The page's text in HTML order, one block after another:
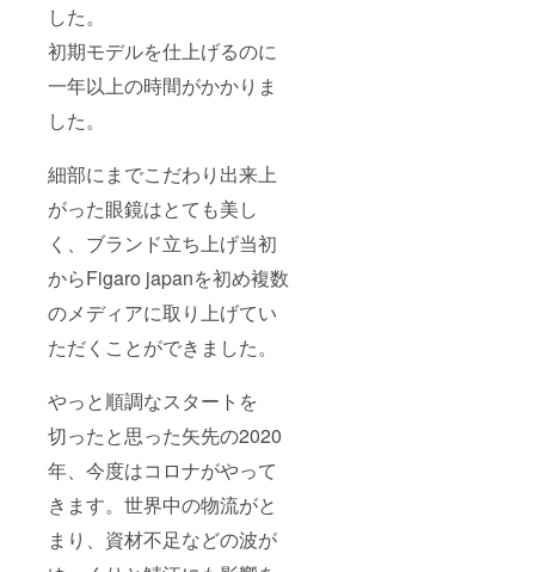
した。
初期モデルを仕上げるのに
一年以上の時間がかかりま
した。
細部にまでこだわり出来上
がった眼鏡はとても美し
く、ブランド立ち上げ当初
からFigaro japanを初め複数
のメディアに取り上げてい
ただくことができました。
やっと順調なスタートを
切ったと思った矢先の2020
年、今度はコロナがやって
きます。世界中の物流がと
まり、資材不足などの波が